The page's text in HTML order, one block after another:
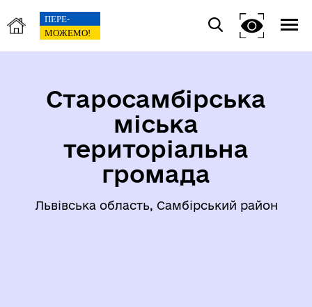
Старосамбірська
міська
територіальна
громада
Львівська область, Самбірський район